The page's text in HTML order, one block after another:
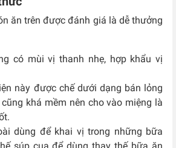
ăn trên được đánh giá là dễ thưởng
có mùi vị thanh nhẹ, hợp khẩu vị
này được chế dưới dạng bán lỏng
khá mềm nên cho vào miệng là
dùng để khai vị trong những bữa